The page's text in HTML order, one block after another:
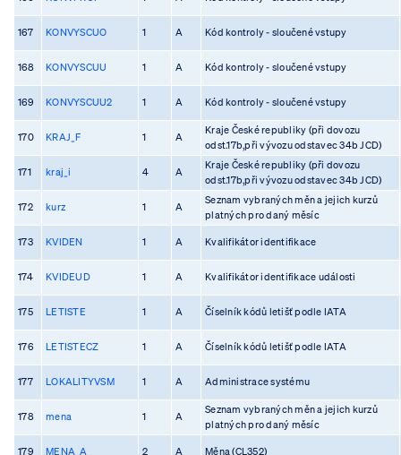
167 KONVYSCUO 1 A Kód kontroly - sloučené vstupy
168 KONVYSCUU 1 A Kód kontroly - sloučené vstupy
169 KONVYSCUU2 1 A Kód kontroly - sloučené vstupy
170 KRAJ_F 1 A
Kraje České republiky (při dovozu
odst.17b,při vývozu odstavec 34b JCD)
171 kraj_i 4 A
Kraje České republiky (při dovozu
odst.17b,při vývozu odstavec 34b JCD)
172 kurz 1 A
Seznam vybraných měn a jejich kurzů
platných pro daný měsíc
173 KVIDEN 1 A Kvalifikátor identifikace
174 KVIDEUD 1 A Kvalifikátor identifikace události
175 LETISTE 1 A Číselník kódů letišť podle IATA
176 LETISTECZ 1 A Číselník kódů letišť podle IATA
177 LOKALITYVSM 1 A Administrace systému
178 mena 1 A
Seznam vybraných měn a jejich kurzů
platných pro daný měsíc
179 MENA_A 2 A Měna (CL352)